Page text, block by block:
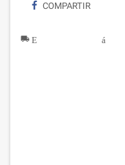
COMPARTIR
local_shipping Entrega